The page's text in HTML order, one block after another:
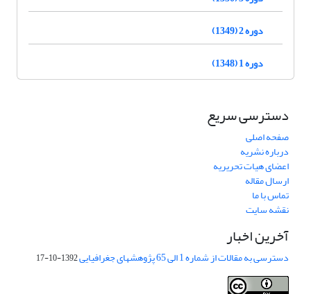
دوره 2 (1349)
دوره 1 (1348)
دسترسی سریع
صفحه اصلی
درباره نشریه
اعضای هیات تحریریه
ارسال مقاله
تماس با ما
نقشه سایت
آخرین اخبار
دسترسی به مقالات از شماره 1 الی 65 پژوهشهای جغرافیایی 1392-10-17